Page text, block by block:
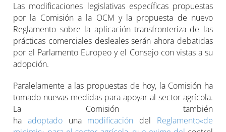
Las modificaciones legislativas específicas propuestas
por la Comisión a la OCM y la propuesta de nuevo
Reglamento sobre la aplicación transfronteriza de las
prácticas comerciales desleales serán ahora debatidas
por el Parlamento Europeo y el Consejo con vistas a su
adopción.
Paralelamente a las propuestas de hoy, la Comisión ha
tomado nuevas medidas para apoyar al sector agrícola.
La Comisión también
ha adoptadouna modificación del Reglamento«de